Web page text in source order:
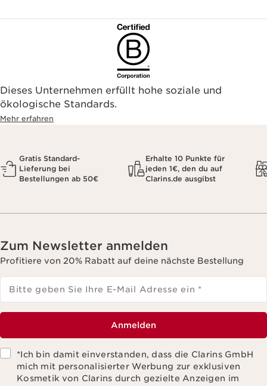
Dieses Unternehmen erfüllt hohe soziale und
ökologische Standards.
Mehr erfahren
Gratis Standard-
Lieferung bei
Bestellungen ab 50€
Erhalte 10 Punkte für
jeden 1€, den du auf
Clarins.de ausgibst
Zum Newsletter anmelden
Profitiere von 20% Rabatt auf deine nächste Bestellung
Bitte geben Sie Ihre E-Mail Adresse ein *
Anmelden
*Ich bin damit einverstanden, dass die Clarins GmbH
mich mit personalisierter Werbung zur exklusiven
Kosmetik von Clarins durch gezielte Anzeigen im